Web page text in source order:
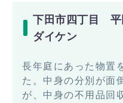
下田市四丁目
ダイケン
長年庭にあった物置
た。中身の分別が面
が、中身の不用品回